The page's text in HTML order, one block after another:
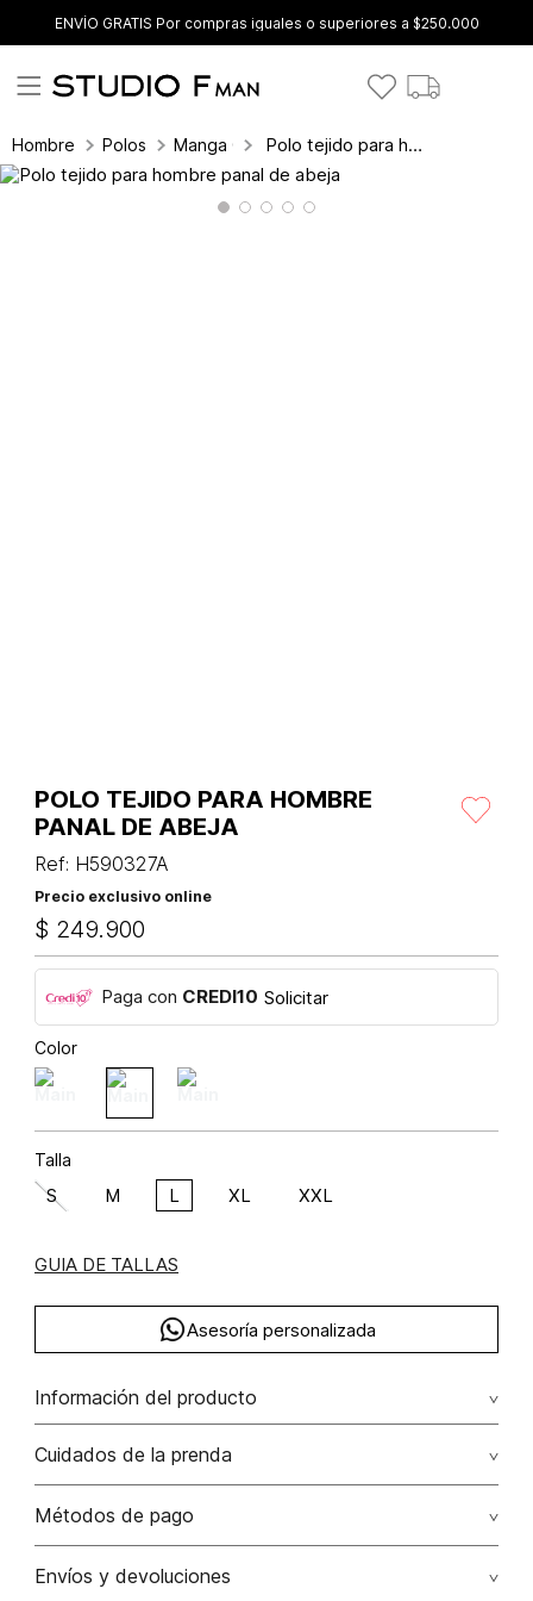
ENVÍO GRATIS Por compras iguales o superiores a $250.000
Hombre Polos Manga Corta Polo tejido para hombre panal de abeja
POLO TEJIDO PARA HOMBRE
PANAL DE ABEJA
Ref: H590327A
Precio exclusivo online
$ 249.900
Paga con CREDI10 Solicitar
Color
Talla
S M L XL XXL
GUIA DE TALLAS
Asesoría personalizada
Información del producto
algodón 100% 100.00% algodón/cotton
Cuidados de la prenda
Lavar a mano por separado / no dejar en remojo / no
Métodos de pago
Tarjetas de crédito: Visa, Dinners, Master Card y American
Envíos y devoluciones